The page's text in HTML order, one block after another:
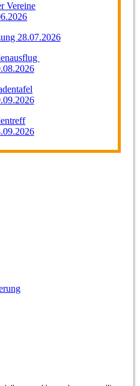
Vereine
28.07.2026